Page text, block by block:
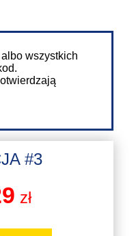
albo wszystkich
#3
zł